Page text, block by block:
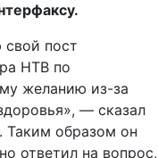
пост
НТВ по
желанию из-за
— сказал
Таким образом он
ответил на вопрос,